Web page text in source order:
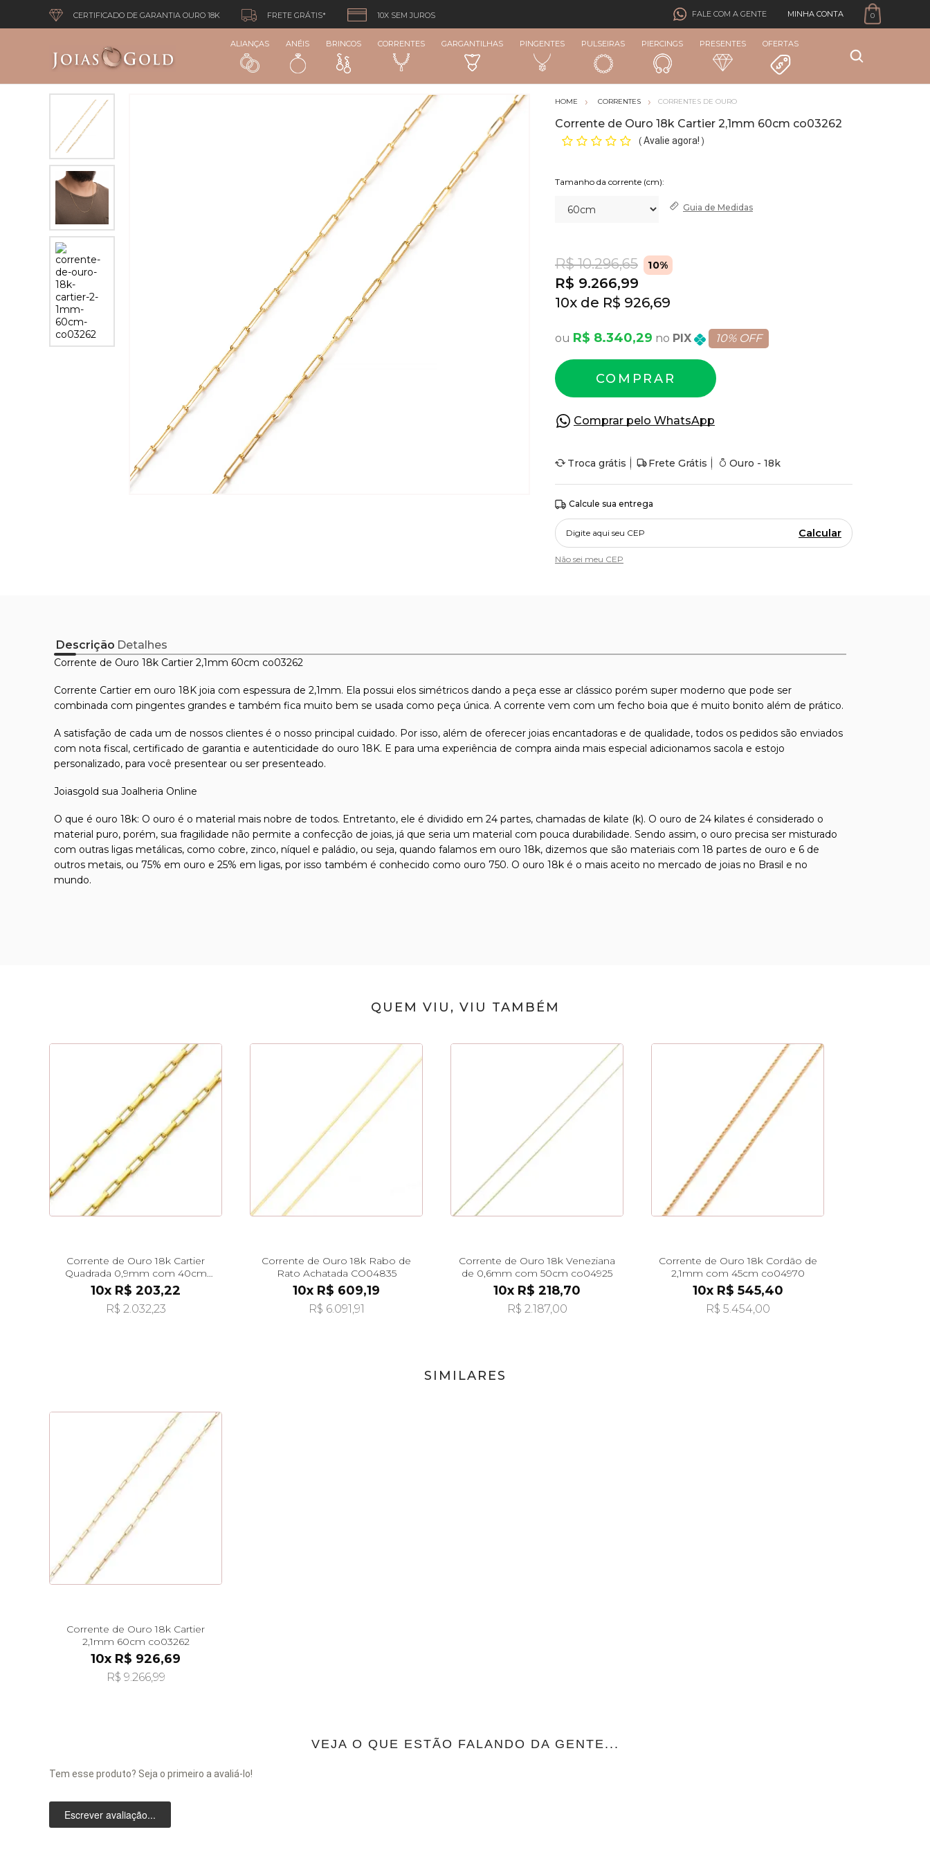
CERTIFICADO DE GARANTIA OURO 18K FRETE GRÁTIS* 10X SEM JUROS FALE COM A GENTE MINHA CONTA 0
ALIANÇAS ANÉIS BRINCOS CORRENTES GARGANTILHAS PINGENTES PULSEIRAS PIERCINGS PRESENTES OFERTAS
CORRENTES CORRENTES DE OURO
Corrente de Ouro 18k Cartier 2,1mm 60cm co03262
( Avalie agora! )
Tamanho da corrente (cm):
Guia de Medidas
R$ 10.296,65 10%
R$ 9.266,99
10x R$ 926,69
R$ 8.340,29 PIX 10% OFF
COMPRAR
Comprar pelo WhatsApp
Troca grátis Frete Grátis Ouro - 18k
Calcule sua entrega
Calcular
Não sei meu CEP
Descrição Detalhes
Corrente de Ouro 18k Cartier 2,1mm 60cm co03262
Corrente Cartier em ouro 18K joia com espessura de 2,1mm. Ela possui elos simétricos dando a peça esse ar clássico porém super moderno que pode ser
combinada com pingentes grandes e também fica muito bem se usada como peça única. A corrente vem com um fecho boia que é muito bonito além de prático.
A satisfação de cada um de nossos clientes é o nosso principal cuidado. Por isso, além de oferecer joias encantadoras e de qualidade, todos os pedidos são enviados
com nota fiscal, certificado de garantia e autenticidade do ouro 18K. E para uma experiência de compra ainda mais especial adicionamos sacola e estojo
personalizado, para você presentear ou ser presenteado.
Joiasgold sua Joalheria Online
O que é ouro 18k: O ouro é o material mais nobre de todos. Entretanto, ele é dividido em 24 partes, chamadas de kilate (k). O ouro de 24 kilates é considerado o
material puro, porém, sua fragilidade não permite a confecção de joias, já que seria um material com pouca durabilidade. Sendo assim, o ouro precisa ser misturado
com outras ligas metálicas, como cobre, zinco, níquel e paládio, ou seja, quando falamos em ouro 18k, dizemos que são materiais com 18 partes de ouro e 6 de
outros metais, ou 75% em ouro e 25% em ligas, por isso também é conhecido como ouro 750. O ouro 18k é o mais aceito no mercado de joias no Brasil e no
mundo.
QUEM VIU, VIU TAMBÉM
Corrente de Ouro 18k Cartier
Quadrada 0,9mm com 40cm
co02213
10x R$ 203,22
R$ 2.032,23
Corrente de Ouro 18k Rabo de
Rato Achatada CO04835
10x R$ 609,19
R$ 6.091,91
Corrente de Ouro 18k Veneziana
de 0,6mm com 50cm co04925
10x R$ 218,70
R$ 2.187,00
Corrente de Ouro 18k Cordão de
2,1mm com 45cm co04970
10x R$ 545,40
R$ 5.454,00
SIMILARES
Corrente de Ouro 18k Cartier
2,1mm 60cm co03262
10x R$ 926,69
R$ 9.266,99
VEJA O QUE ESTÃO FALANDO DA GENTE...
Tem esse produto? Seja o primeiro a avaliá-lo!
Escrever avaliação...